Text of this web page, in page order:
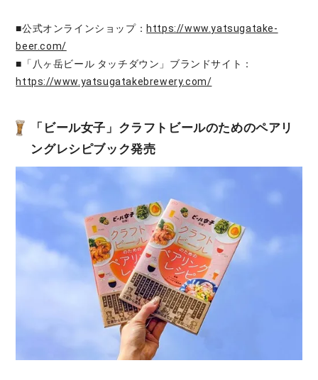
■公式オンラインショップ： https://www.yatsugatake-
beer.com/
■「八ヶ岳ビール タッチダウン」ブランドサイト：
https://www.yatsugatakebrewery.com/
「ビール女子」 クラフトビールのためのペアリ
ングレシピブック発売